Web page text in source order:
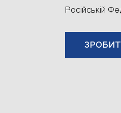
Російській